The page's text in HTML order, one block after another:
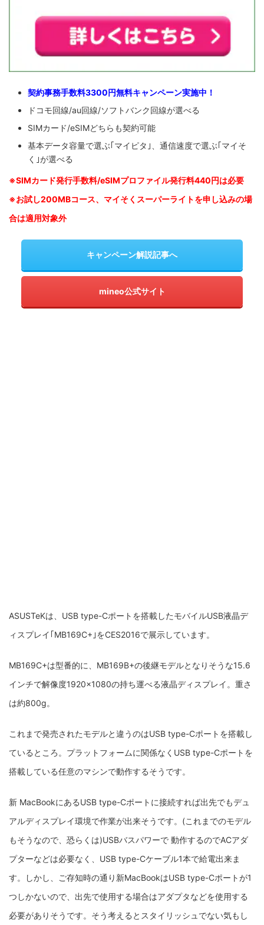
契約事務手数料3300円無料キャンペーン実施中！
ドコモ回線/au回線/ソフトバンク回線が選べる
SIMカード/eSIMどちらも契約可能
基本データ容量で選ぶ｢マイピタ｣、通信速度で選ぶ｢マイそ
く｣が選べる
※SIMカード発行手数料/eSIMプロファイル発行料440円は必要
※お試し200MBコース、マイそくスーパーライトを申し込みの場
合は適用対象外
キャンペーン解説記事へ
mineo公式サイト
ASUSTeKは、USB type-Cポートを搭載したモバイルUSB液晶デ
ィスプレイ｢MB169C+｣をCES2016で展示しています。
MB169C+は型番的に、MB169B+の後継モデルとなりそうな15.6
インチで解像度1920×1080の持ち運べる液晶ディスプレイ。重さ
は約800g。
これまで発売されたモデルと違うのはUSB type-Cポートを搭載し
ているところ。プラットフォームに関係なくUSB type-Cポートを
搭載している任意のマシンで動作するそうです。
新 MacBookにあるUSB type-Cポートに接続すれば出先でもデュ
アルディスプレイ環境で作業が出来そうです。(これまでのモデル
もそうなので、恐らくは)USBバスパワーで 動作するのでACアダ
プターなどは必要なく、USB type-Cケーブル1本で給電出来ま
す。しかし、ご存知時の通り新MacBookはUSB type-Cポートが1
つしかないので、出先で使用する場合はアダプタなどを使用する
必要がありそうです。そう考えるとスタイリッシュでない気もし